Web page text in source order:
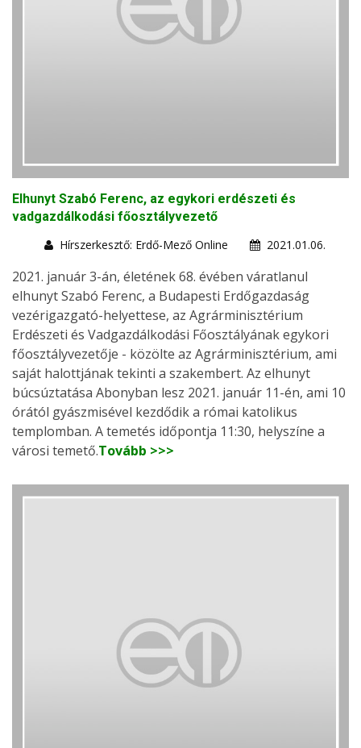
Elhunyt Szabó Ferenc, az egykori erdészeti és
vadgazdálkodási főosztályvezető
Hírszerkesztő: Erdő-Mező Online
2021.01.06.
2021. január 3-án, életének 68. évében váratlanul
elhunyt Szabó Ferenc, a Budapesti Erdőgazdaság
vezérigazgató-helyettese, az Agrárminisztérium
Erdészeti és Vadgazdálkodási Főosztályának egykori
főosztályvezetője - közölte az Agrárminisztérium, ami
saját halottjának tekinti a szakembert. Az elhunyt
búcsúztatása Abonyban lesz 2021. január 11-én, ami 10
órától gyászmisével kezdődik a római katolikus
templomban. A temetés időpontja 11:30, helyszíne a
városi temető.Tovább >>>